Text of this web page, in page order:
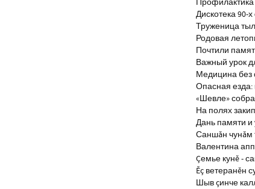
Профилактика
Дискотека 90-
Труженица
Родовая
Почтили
Важный урок
Медицина без
Опасная езда:
«Шевле»
На полях
Дань памяти
Саншăн чунăм
Валентина
Çемье кунĕ -
Ĕç ветеранĕн
Шыв çинче